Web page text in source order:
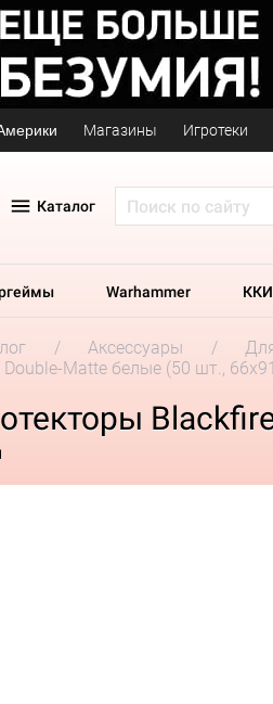
Магазины Игротеки
Каталог
Warhammer ККИ
Аксессуары
Matte белые (50 шт.,